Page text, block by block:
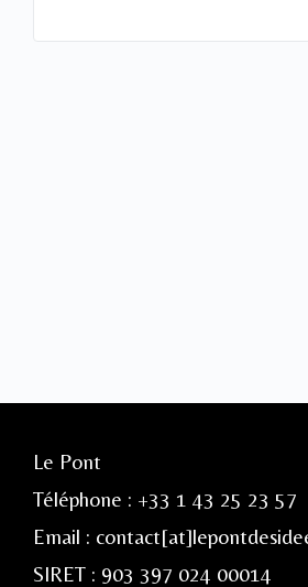
Le Pont
Téléphone : +33 1 43 25 23 57
Email :
SIRET : 903 397 024 00014